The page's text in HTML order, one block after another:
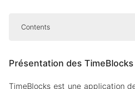
Contents
Listes de tâches
Présentation des TimeBlocks
TimeBlocks est une application